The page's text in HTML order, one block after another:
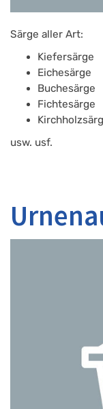
Särge aller Art:
Kiefersärge
Eichesärge
Buchesärge
Fichtesärge
usw. usf.